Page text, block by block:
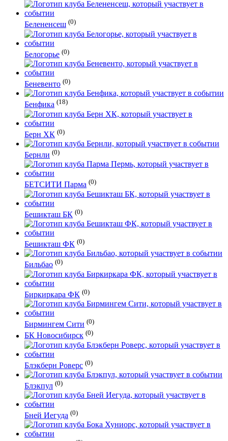
Белененсеш (0)
Белогорье (0)
Беневенто (0)
Бенфика (18)
Берн ХК (0)
Бернли (0)
БЕТСИТИ Парма (0)
Бешикташ БК (0)
Бешикташ ФК (0)
Бильбао (0)
Биркиркара ФК (0)
Бирмингем Сити (0)
БК Новосибирск (0)
Блэкберн Роверс (0)
Блэкпул (0)
Бней Иегуда (0)